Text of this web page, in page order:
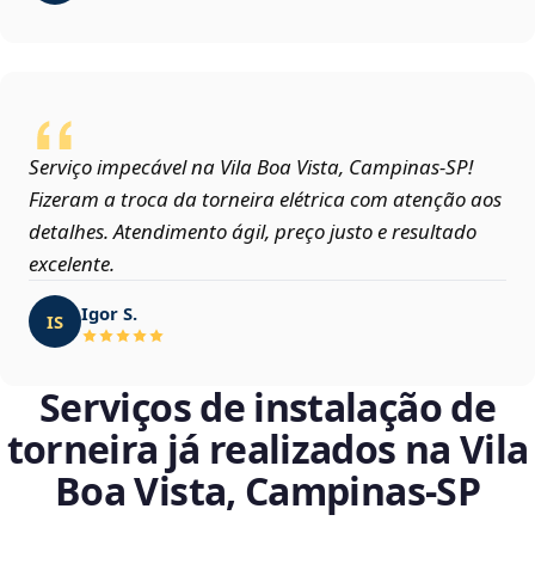
Serviço impecável na Vila Boa Vista, Campinas‑SP!
Fizeram a troca da torneira elétrica com atenção aos
detalhes. Atendimento ágil, preço justo e resultado
excelente.
IS Igor S.
Serviços de instalação de
torneira já realizados na Vila
Boa Vista, Campinas‑SP